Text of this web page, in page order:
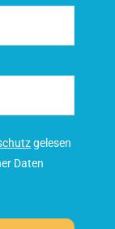
gelesen
Daten